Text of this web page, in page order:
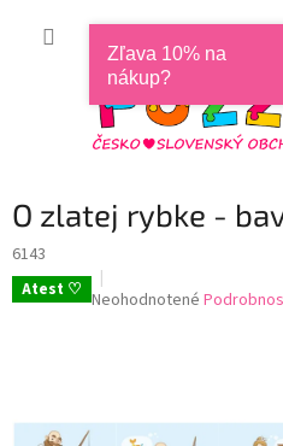
O zlatej rybke -
6143
Atest ♡ Priemerné
Neohodnotené
Zľava 10% na
nákup?